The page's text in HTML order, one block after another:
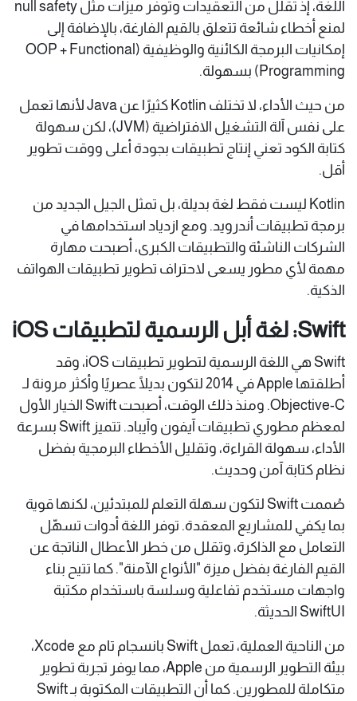
اللغة، إذ تقلل من التعقيدات وتوفّر ميزات مثل null safety
لمنع أخطاء شائعة تتعلق بالقيم الفارغة، بالإضافة إلى
إمكانيات البرمجة الكائنية والوظيفية (OOP + Functional
Programming) بسهولة.
من حيث الأداء، لا تختلف Kotlin كثيرًا عن Java لأنها تعمل
على نفس آلة التشغيل الافتراضية (JVM)، لكن سهولة
كتابة الكود تعني إنتاج تطبيقات بجودة أعلى ووقت تطوير
أقل.
Kotlin ليست فقط لغة بديلة، بل تمثل الجيل الجديد من
برمجة تطبيقات أندرويد. ومع ازدياد استخدامها في
الشركات الناشئة والتطبيقات الكبرى، أصبحت مهارة
مهمة لأي مطور يسعى لاحتراف تطوير تطبيقات الهواتف
الذكية.
Swift: لغة أبل الرسمية لتطبيقات iOS
Swift هي اللغة الرسمية لتطوير تطبيقات iOS، وقد
أطلقتها Apple في 2014 لتكون بديلًا عصريًا وأكثر مرونة لـ
Objective-C. ومنذ ذلك الوقت، أصبحت Swift الخيار الأول
لمعظم مطوري تطبيقات آيفون وآيباد. تتميز Swift بسرعة
الأداء، سهولة القراءة، وتقليل الأخطاء البرمجية بفضل
نظام كتابة آمن وحديث.
صُممت Swift لتكون سهلة التعلم للمبتدئين، لكنها قوية
بما يكفي للمشاريع المعقدة. توفر اللغة أدوات تسهّل
التعامل مع الذاكرة، وتقلل من خطر الأعطال الناتجة عن
القيم الفارغة بفضل ميزة "الأنواع الآمنة". كما تتيح بناء
واجهات مستخدم تفاعلية وسلسة باستخدام مكتبة
SwiftUI الحديثة.
من الناحية العملية، تعمل Swift بانسجام تام مع Xcode،
بيئة التطوير الرسمية من Apple، مما يوفر تجربة تطوير
متكاملة للمطورين. كما أن التطبيقات المكتوبة بـ Swift